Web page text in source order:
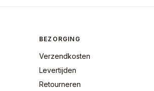
BEZORGING
Verzendkosten
Levertijden
Retourneren